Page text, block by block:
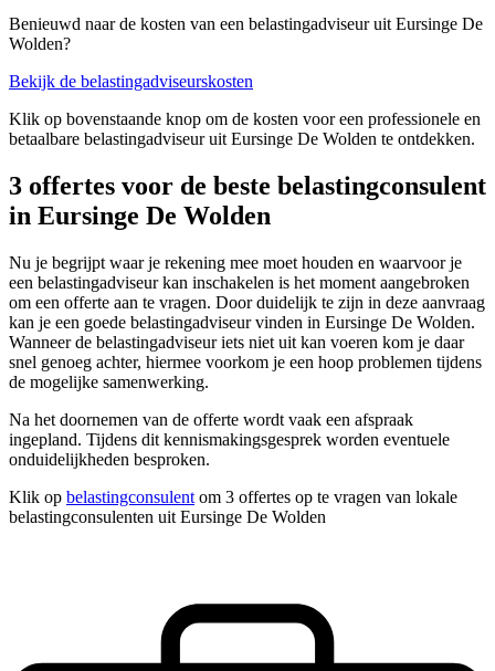
Benieuwd naar de kosten van een belastingadviseur uit Eursinge De
Wolden?
Bekijk de belastingadviseurskosten
Klik op bovenstaande knop om de kosten voor een professionele en
betaalbare belastingadviseur uit Eursinge De Wolden te ontdekken.
3 offertes voor de beste belastingconsulent
in Eursinge De Wolden
Nu je begrijpt waar je rekening mee moet houden en waarvoor je
een belastingadviseur kan inschakelen is het moment aangebroken
om een offerte aan te vragen. Door duidelijk te zijn in deze aanvraag
kan je een goede belastingadviseur vinden in Eursinge De Wolden.
Wanneer de belastingadviseur iets niet uit kan voeren kom je daar
snel genoeg achter, hiermee voorkom je een hoop problemen tijdens
de mogelijke samenwerking.
Na het doornemen van de offerte wordt vaak een afspraak
ingepland. Tijdens dit kennismakingsgesprek worden eventuele
onduidelijkheden besproken.
Klik op belastingconsulent om 3 offertes op te vragen van lokale
belastingconsulenten uit Eursinge De Wolden